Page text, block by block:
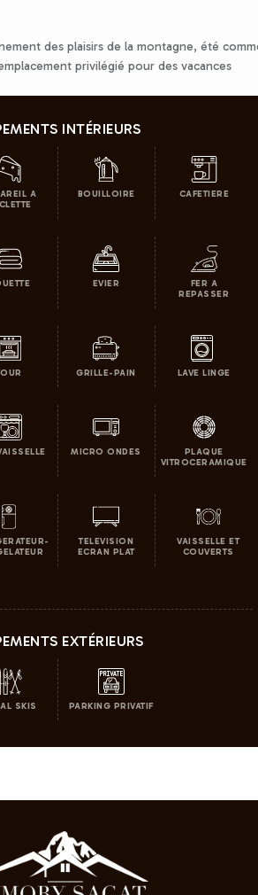
des plaisirs de la montagne, été
privilégié pour des vacances
INTÉRIEURS
A
BOUILLOIRE CAFETIERE
EVIER
FER A
REPASSER
GRILLE-PAIN LAVE LINGE
MICRO ONDES
PLAQUE
VITROCERAMIQUE
TELEVISION
ECRAN PLAT
VAISSELLE ET
COUVERTS
EXTÉRIEURS
SKIS PARKING PRIVATIF